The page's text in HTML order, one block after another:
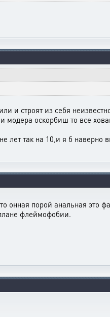
и строят из себя
модера оскорбиш то все
так на 10,и я б наверно
онная порой анальная это
флеймофобии.